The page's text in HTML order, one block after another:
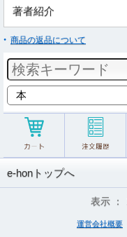
著者紹介
商品の返品について
e-honトップへ
表示 ：
運営会社概要